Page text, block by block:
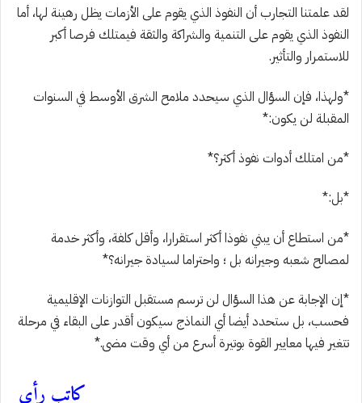
لقد علمتنا التجارب أن النفوذ الذي يقوم على الأزمات يظل رهينة لها، أما
النفوذ الذي يقوم على التنمية والشراكة والثقة فيمتلك فرصا أكبر
للاستمرار والتأثير.
*ولهذا، فإن السؤال الذي سيحدد ملامح الشرق الأوسط في السنوات
المقبلة لن يكون:*
*من امتلك أدوات نفوذ أكثر؟*
*بل:*
*من استطاع أن يبني نفوذا أكثر استقرارا، وأقل كلفة، وأكثر خدمة
لمصالح شعبه وجيرانه بل ؛ واحتراما لسيادة جيرانه؟*
*إن الإجابة عن هذا السؤال لن ترسم مستقبل التوازنات الإقليمية
فحسب، بل ستحدد أيضا أي النماذج سيكون أقدر على البقاء في مرحلة
تتغير فيها معايير القوة بوتيرة أسرع من أي وقت مضى.*
كاتب رأي